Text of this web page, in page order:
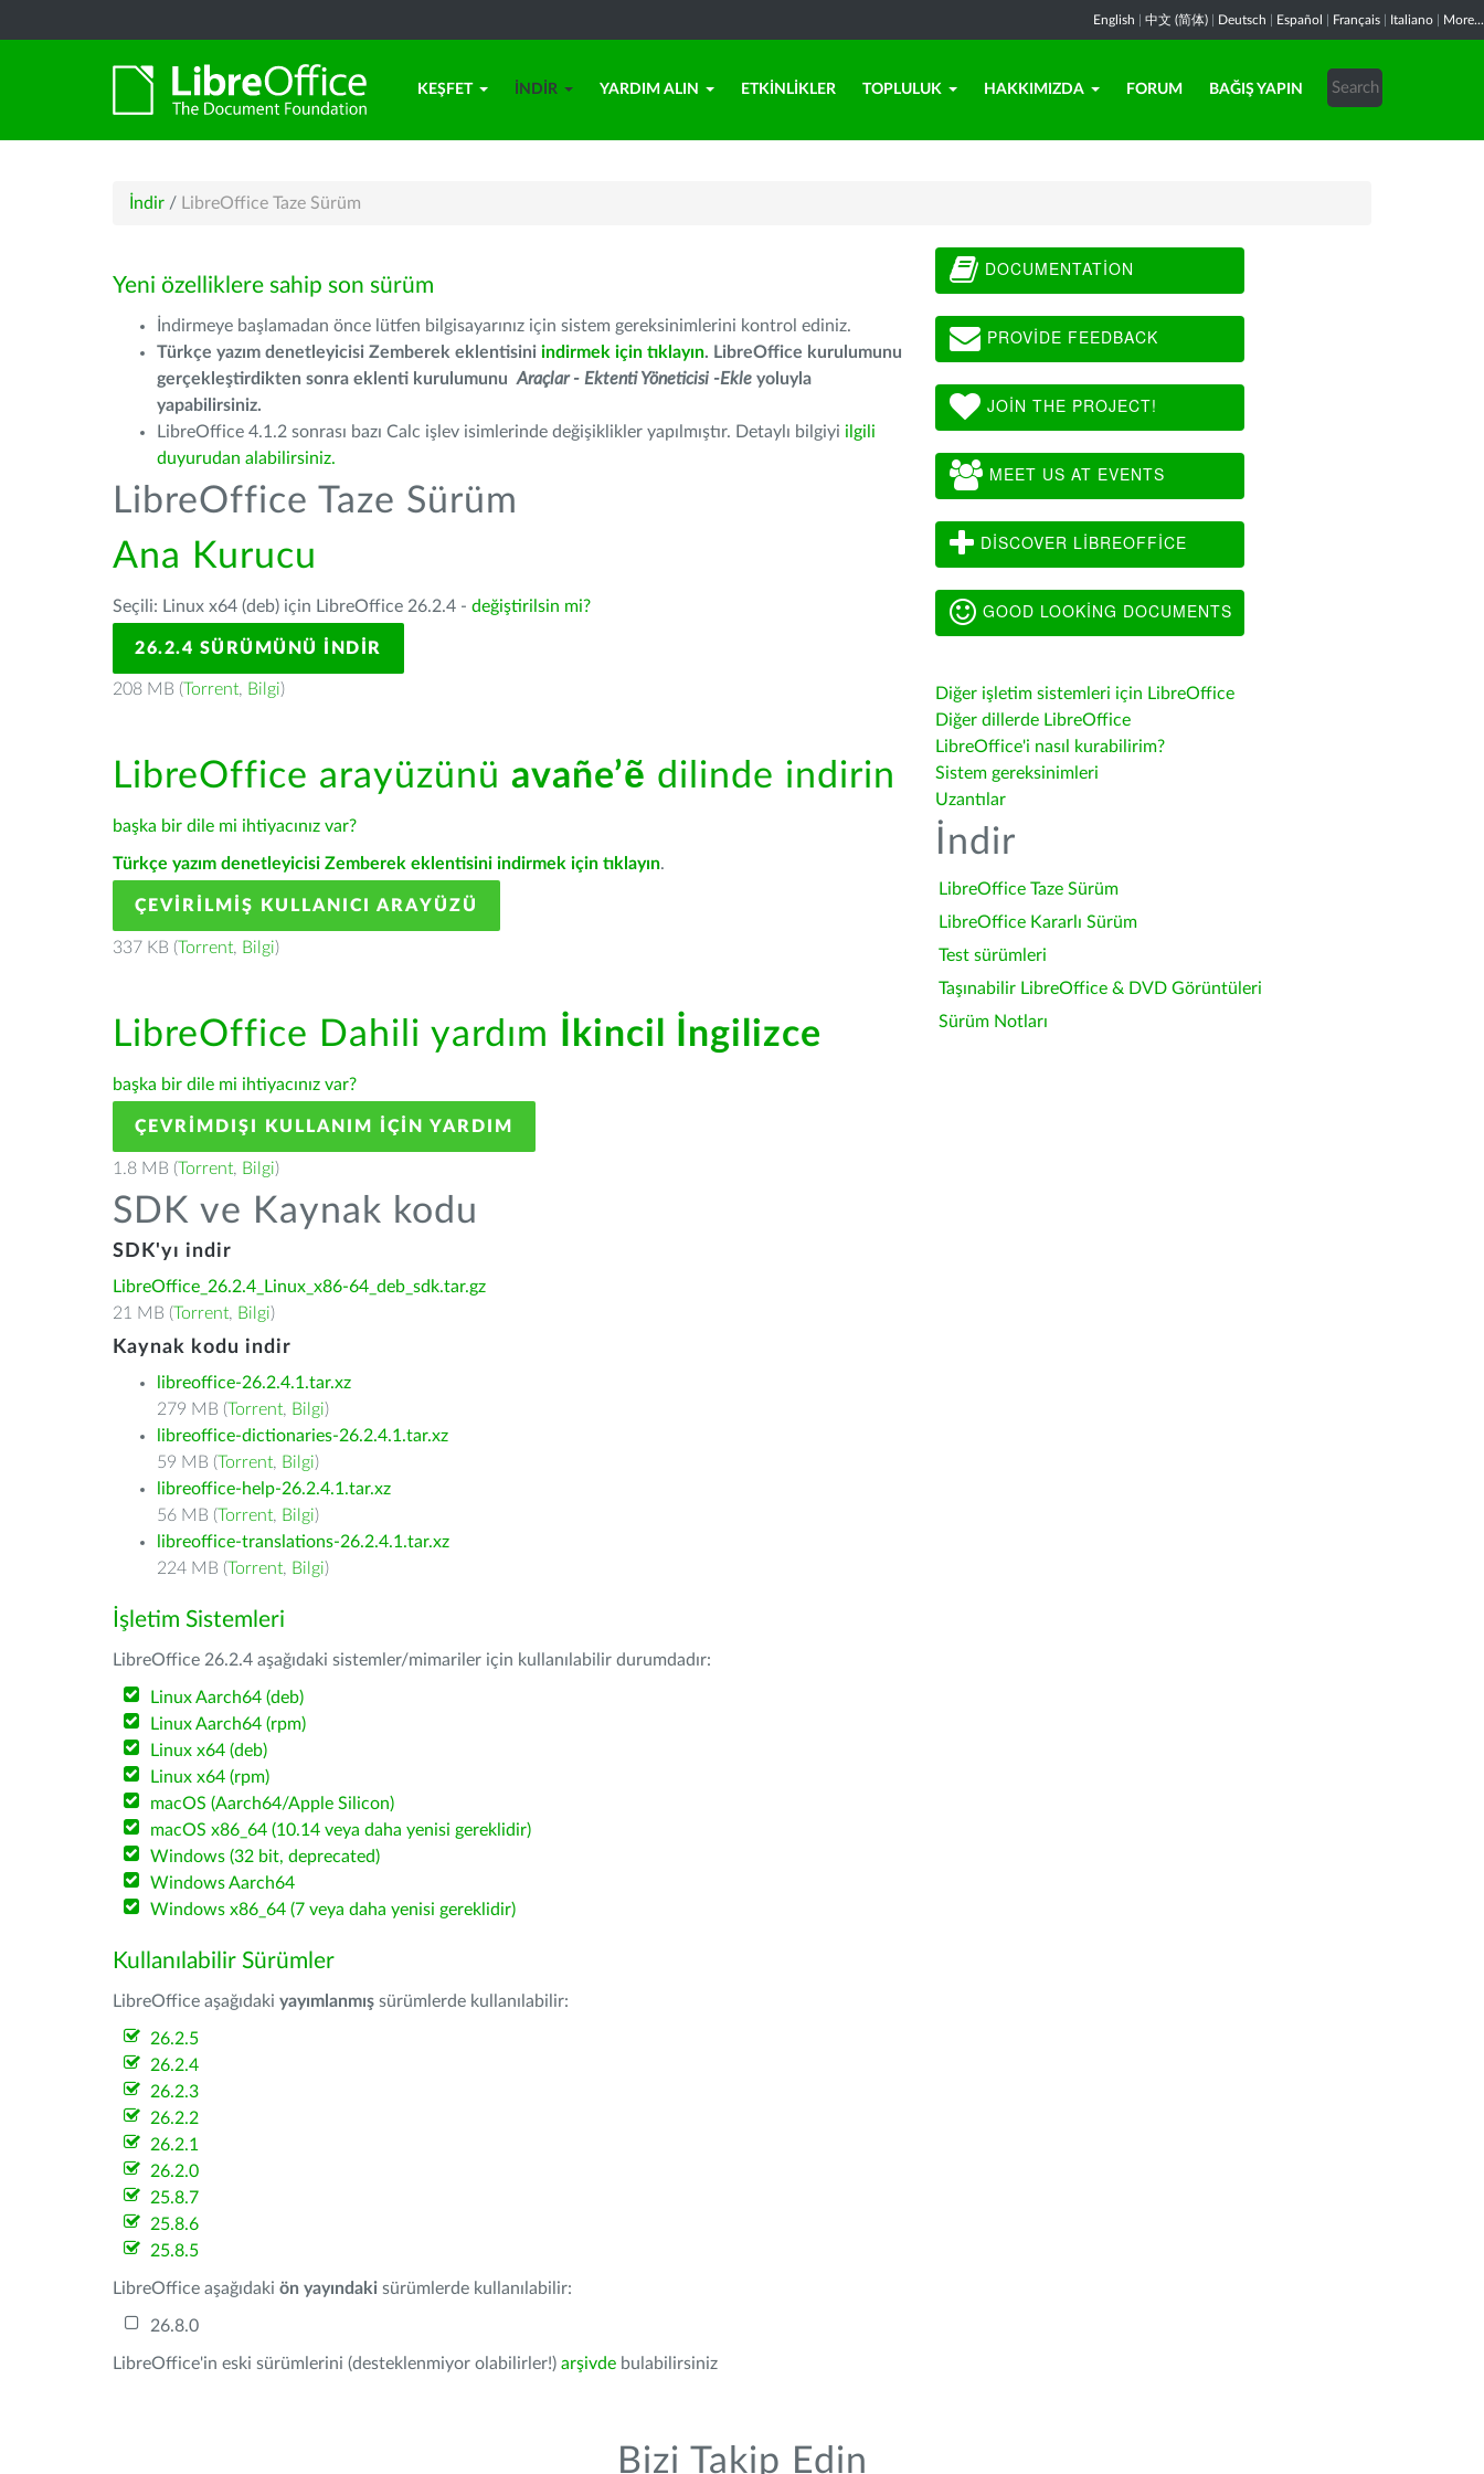
English 中文 (简体) Deutsch Español Français Italiano More...
KEŞFET İNDIR YARDIM ALIN ETKINLIKLER TOPLULUK HAKKIMIZDA FORUM BAĞIŞ YAPIN
İndir / LibreOffice Taze Sürüm
Yeni özelliklere sahip son sürüm
İndirmeye başlamadan önce lütfen bilgisayarınız için sistem gereksinimlerini kontrol ediniz.
Türkçe yazım denetleyicisi Zemberek eklentisini indirmek için tıklayın. LibreOffice kurulumunu
gerçekleştirdikten sonra eklenti kurulumunu Araçlar - Ektenti Yöneticisi -Ekle yoluyla
yapabilirsiniz.
LibreOffice 4.1.2 sonrası bazı Calc işlev isimlerinde değişiklikler yapılmıştır. Detaylı bilgiyi ilgili
duyurudan alabilirsiniz.
LibreOffice Taze Sürüm
Ana Kurucu
Seçili: Linux x64 (deb) için LibreOffice 26.2.4 - değiştirilsin mi?
26.2.4 SÜRÜMÜNÜ İNDIR
208 MB (Torrent, Bilgi)
LibreOffice arayüzünü avañe’ẽ dilinde indirin
başka bir dile mi ihtiyacınız var?
Türkçe yazım denetleyicisi Zemberek eklentisini indirmek için tıklayın.
ÇEVIRILMIŞ KULLANICI ARAYÜZÜ
337 KB (Torrent, Bilgi)
LibreOffice Dahili yardım İkincil İngilizce
başka bir dile mi ihtiyacınız var?
ÇEVRIMDIŞI KULLANIM IÇIN YARDIM
1.8 MB (Torrent, Bilgi)
SDK ve Kaynak kodu
SDK'yı indir
LibreOffice_26.2.4_Linux_x86-64_deb_sdk.tar.gz
21 MB (Torrent, Bilgi)
Kaynak kodu indir
libreoffice-26.2.4.1.tar.xz
279 MB (Torrent, Bilgi)
libreoffice-dictionaries-26.2.4.1.tar.xz
59 MB (Torrent, Bilgi)
libreoffice-help-26.2.4.1.tar.xz
56 MB (Torrent, Bilgi)
libreoffice-translations-26.2.4.1.tar.xz
224 MB (Torrent, Bilgi)
İşletim Sistemleri
LibreOffice 26.2.4 aşağıdaki sistemler/mimariler için kullanılabilir durumdadır:
Linux Aarch64 (deb)
Linux Aarch64 (rpm)
Linux x64 (deb)
Linux x64 (rpm)
macOS (Aarch64/Apple Silicon)
macOS x86_64 (10.14 veya daha yenisi gereklidir)
Windows (32 bit, deprecated)
Windows Aarch64
Windows x86_64 (7 veya daha yenisi gereklidir)
Kullanılabilir Sürümler
LibreOffice aşağıdaki yayımlanmış sürümlerde kullanılabilir:
26.2.5
26.2.4
26.2.3
26.2.2
26.2.1
26.2.0
25.8.7
25.8.6
25.8.5
LibreOffice aşağıdaki ön yayındaki sürümlerde kullanılabilir:
26.8.0
LibreOffice'in eski sürümlerini (desteklenmiyor olabilirler!) arşivde bulabilirsiniz
DOCUMENTATION
PROVIDE FEEDBACK
JOIN THE PROJECT!
MEET US AT EVENTS
DISCOVER LIBREOFFICE
GOOD LOOKING DOCUMENTS
Diğer işletim sistemleri için LibreOffice
Diğer dillerde LibreOffice
LibreOffice'i nasıl kurabilirim?
Sistem gereksinimleri
Uzantılar
İndir
LibreOffice Taze Sürüm
LibreOffice Kararlı Sürüm
Test sürümleri
Taşınabilir LibreOffice & DVD Görüntüleri
Sürüm Notları
Bizi Takip Edin